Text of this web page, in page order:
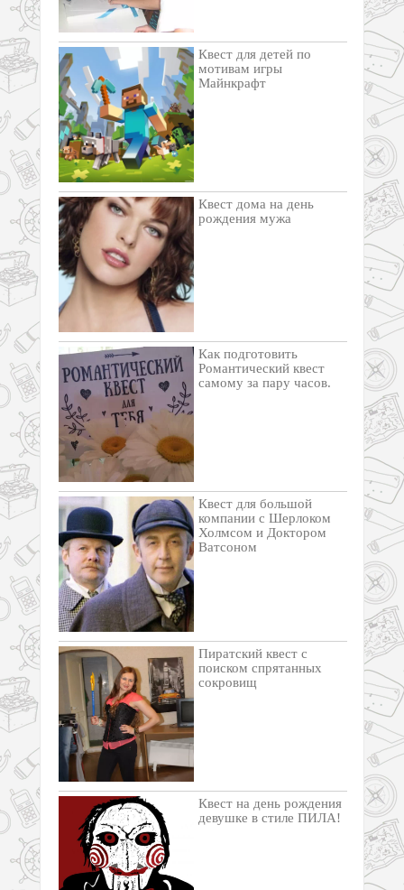
Квест для детей по
мотивам игры
Майнкрафт
Квест дома на день
рождения мужа
Как подготовить
Романтический квест
самому за пару часов.
Квест для большой
компании с Шерлоком
Холмсом и Доктором
Ватсоном
Пиратский квест с
поиском спрятанных
сокровищ
Квест на день рождения
девушке в стиле ПИЛА!